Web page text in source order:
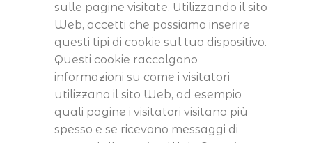
sulle pagine visitate. Utilizzando il sito
Web, accetti che possiamo inserire
questi tipi di cookie sul tuo dispositivo.
Questi cookie raccolgono
informazioni su come i visitatori
utilizzano il sito Web, ad esempio
quali pagine i visitatori visitano più
spesso e se ricevono messaggi di